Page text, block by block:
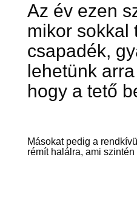
Az év ezen
mikor sokkal
csapadék,
lehetünk
hogy a tető
Másokat pedig a
rémít halálra, ami